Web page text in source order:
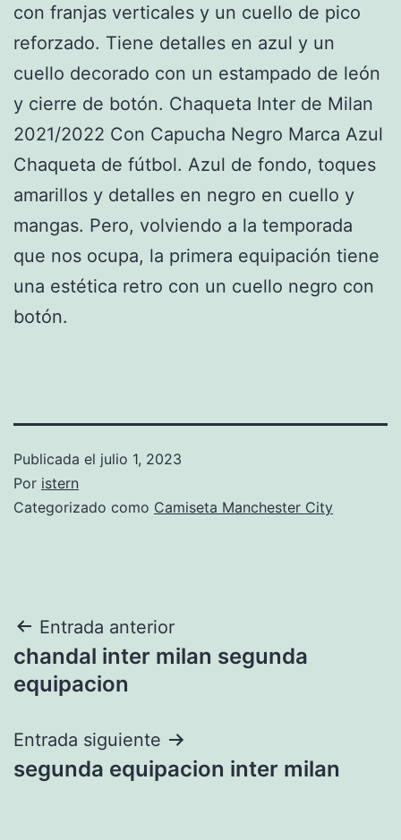
con franjas verticales y un cuello de pico
reforzado. Tiene detalles en azul y un
cuello decorado con un estampado de león
y cierre de botón. Chaqueta Inter de Milan
2021/2022 Con Capucha Negro Marca Azul
Chaqueta de fútbol. Azul de fondo, toques
amarillos y detalles en negro en cuello y
mangas. Pero, volviendo a la temporada
que nos ocupa, la primera equipación tiene
una estética retro con un cuello negro con
botón.
Publicada el julio 1, 2023
Por istern
Categorizado como Camiseta Manchester City
Navegación
de
Entrada anterior
chandal inter milan segunda
equipacion
Entrada siguiente
segunda equipacion inter milan